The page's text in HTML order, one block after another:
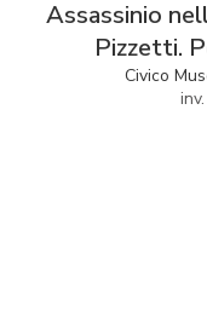
Assassinio
Pizzetti.
Civico